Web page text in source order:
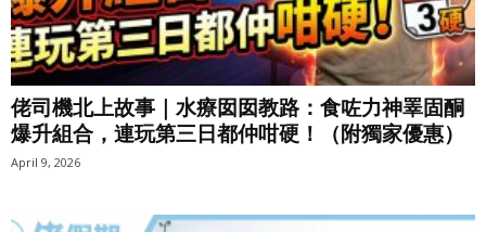
佬司機北上故事｜水療囡囡教路：食咗力神睪固酮
爆升組合，連玩第三日都仲咁硬！（附獨家優惠）
April 9, 2026